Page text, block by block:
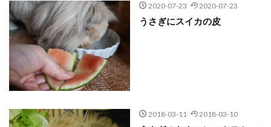
2020-07-23 2020-07-23
うさぎにスイカの皮
2018-03-11 2018-03-10